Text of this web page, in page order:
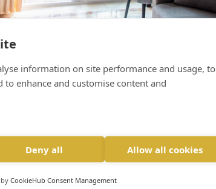
information on site performance and usage, to
enhance and customise content and
Deny all Allow all cookies
CookieHub Consent Management